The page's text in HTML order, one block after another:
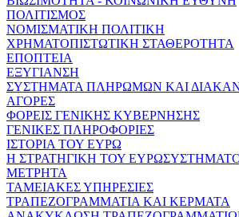
ΠΟΛΙΤΙΣΜΟΣ
ΝΟΜΙΣΜΑΤΙΚΗ ΠΟΛΙΤΙΚΗ
ΧΡΗΜΑΤΟΠΙΣΤΩΤΙΚΗ ΣΤΑΘΕΡΟΤΗΤΑ
ΕΠΟΠΤΕΙΑ
ΕΞΥΓΙΑΝΣΗ
ΣΥΣΤΗΜΑΤΑ ΠΛΗΡΩΜΩΝ ΚΑΙ
ΑΓΟΡΕΣ
ΦΟΡΕΙΣ ΓΕΝΙΚΗΣ ΚΥΒΕΡΝΗΣΗΣ
ΓΕΝΙΚΕΣ ΠΛΗΡΟΦΟΡΙΕΣ
ΙΣΤΟΡΙΑ ΤΟΥ ΕΥΡΩ
Η ΣΤΡΑΤΗΓΙΚΗ ΤΟΥ
ΜΕΤΡΗΤΑ
ΤΑΜΕΙΑΚΕΣ ΥΠΗΡΕΣΙΕΣ
ΤΡΑΠΕΖΟΓΡΑΜΜΑΤΙΑ ΚΑΙ ΚΕΡΜΑΤΑ